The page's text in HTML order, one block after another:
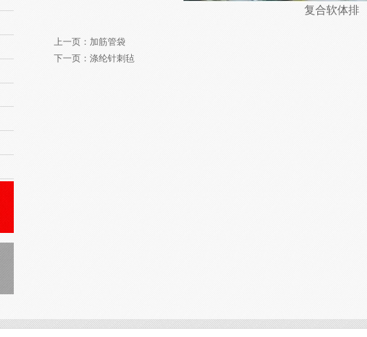
复合软体排
上一页： 加筋管袋
下一页： 涤纶针刺毡